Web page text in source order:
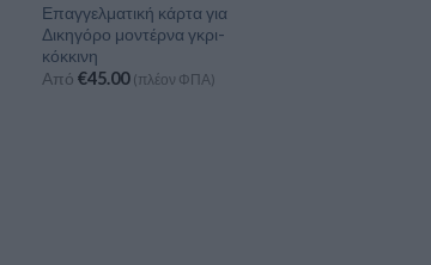
Επαγγελματική κάρτα για
Δικηγόρο μοντέρνα γκρι-
κόκκινη
Από €45.00 (πλέον ΦΠΑ)